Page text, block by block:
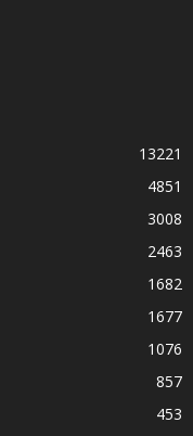
13221
4851
3008
2463
1682
1677
1076
857
453